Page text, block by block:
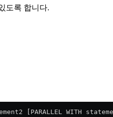
도록 합니다.
[PARALLEL WITH